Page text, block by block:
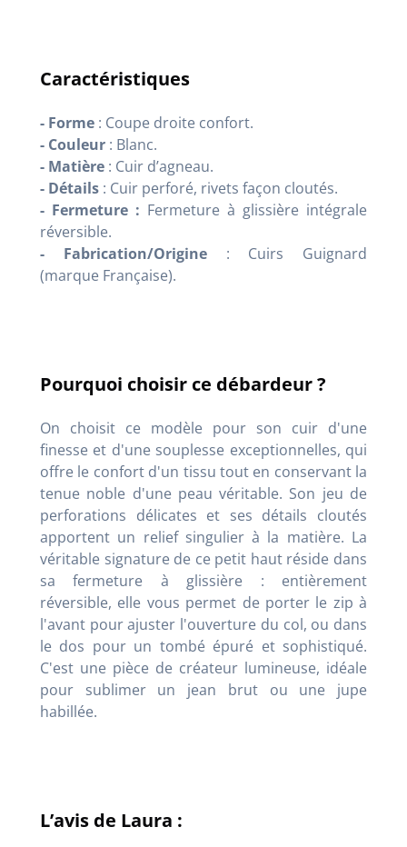
Caractéristiques
- Forme : Coupe droite confort.
- Couleur : Blanc.
- Matière : Cuir d’agneau.
- Détails : Cuir perforé, rivets façon cloutés.
- Fermeture : Fermeture à glissière intégrale
réversible.
- Fabrication/Origine: Cuirs Guignard
(marque Française).
Pourquoi choisir ce débardeur ?
On choisit ce modèle pour son cuir d'une
finesse et d'une souplesse exceptionnelles, qui
offre le confort d'un tissu tout en conservant la
tenue noble d'une peau véritable. Son jeu de
perforations délicates et ses détails cloutés
apportent un relief singulier à la matière. La
véritable signature de ce petit haut réside dans
sa fermeture à glissière : entièrement
réversible, elle vous permet de porter le zip à
l'avant pour ajuster l'ouverture du col, ou dans
le dos pour un tombé épuré et sophistiqué.
C'est une pièce de créateur lumineuse, idéale
pour sublimer un jean brut ou une jupe
habillée.
L’avis de Laura :